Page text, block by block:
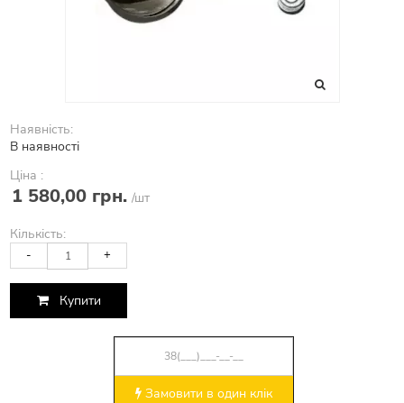
Наявність:
В наявності
Ціна :
1 580,00 грн. /шт
Кількість:
- +
Купити
Замовити в один клік